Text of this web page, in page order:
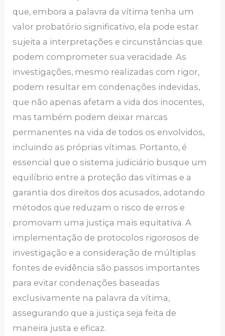
que, embora a palavra da vítima tenha um
valor probatório significativo, ela pode estar
sujeita a interpretações e circunstâncias que
podem comprometer sua veracidade. As
investigações, mesmo realizadas com rigor,
podem resultar em condenações indevidas,
que não apenas afetam a vida dos inocentes,
mas também podem deixar marcas
permanentes na vida de todos os envolvidos,
incluindo as próprias vítimas. Portanto, é
essencial que o sistema judiciário busque um
equilíbrio entre a proteção das vítimas e a
garantia dos direitos dos acusados, adotando
métodos que reduzam o risco de erros e
promovam uma justiça mais equitativa. A
implementação de protocolos rigorosos de
investigação e a consideração de múltiplas
fontes de evidência são passos importantes
para evitar condenações baseadas
exclusivamente na palavra da vítima,
assegurando que a justiça seja feita de
maneira justa e eficaz.